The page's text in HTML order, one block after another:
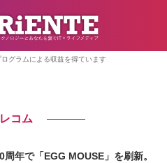
グラムによる収益を得ています
コム
周年で「EGG MOUSE」を刷新。